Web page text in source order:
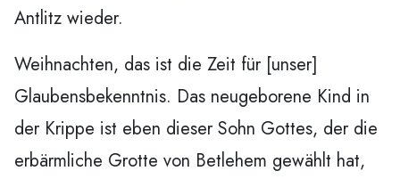
Antlitz wieder.
Weihnachten, das ist die Zeit für [unser]
Glaubensbekenntnis. Das neugeborene Kind in
der Krippe ist eben dieser Sohn Gottes, der die
erbärmliche Grotte von Betlehem gewählt hat,